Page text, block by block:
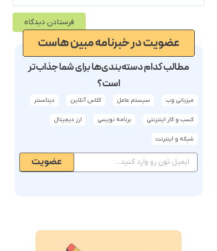
عضویت در خبرنامه مبین هاست
مطالب کدام دسته‌بندی‌ها برای شما جذاب‌تر
است؟
میزبانی وب سیستم عامل کلاس آنلاین دیتاسنتر
کسب و کار اینترنتی برنامه نویسی ارز دیجیتال
شبکه و اینترنت
عضویت